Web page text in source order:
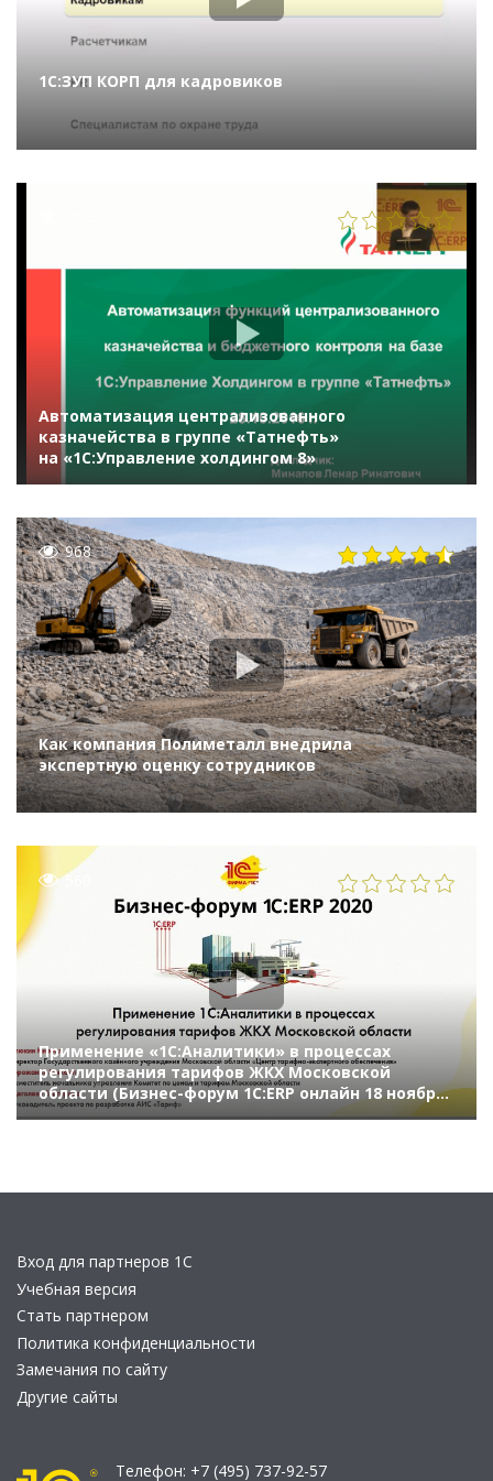
1С:ЗУП КОРП для кадровиков
Автоматизация централизованного
казначейства в группе «Татнефть»
на «1С:Управление холдингом 8»
968
Как компания Полиметалл внедрила
экспертную оценку сотрудников
560
Применение «1С:Аналитики» в процессах
регулирования тарифов ЖКХ Московской
области (Бизнес-форум 1С:ERP онлайн 18 ноября
2020 г., Клюкин Кирилл, ГКУ Московской области
Вход для партнеров 1С
Учебная версия
Стать партнером
Политика конфиденциальности
Замечания по сайту
Другие сайты
Телефон: +7 (495) 737-92-57